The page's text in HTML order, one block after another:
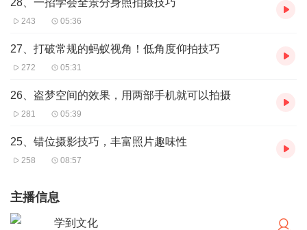
28、一招学会全景分身照拍摄技巧
243 05:36
27、打破常规的蚂蚁视角！低角度仰拍技巧
272 05:31
26、盗梦空间的效果，用两部手机就可以拍摄
281 05:39
25、错位摄影技巧，丰富照片趣味性
258 08:57
主播信息
学到文化